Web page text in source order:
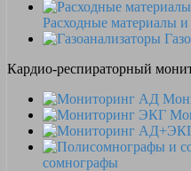
Расходные материалы и
Кардио-респираторный
сомнографы